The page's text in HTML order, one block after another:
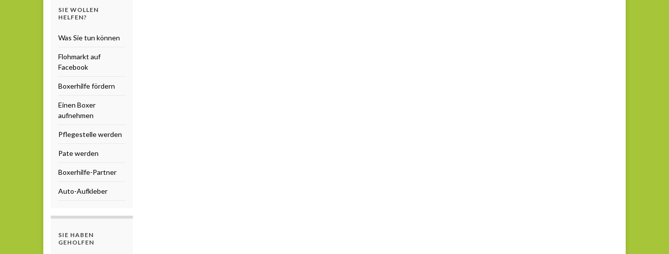
SIE WOLLEN
HELFEN?
Was Sie tun können
Flohmarkt auf
Facebook
Boxerhilfe fördern
Einen Boxer
aufnehmen
Pflegestelle werden
Pate werden
Boxerhilfe-Partner
Auto-Aufkleber
SIE HABEN
GEHOLFEN